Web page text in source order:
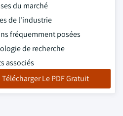
du marché
de l'industrie
fréquemment posées
de recherche
associés
Télécharger Le PDF Gratuit